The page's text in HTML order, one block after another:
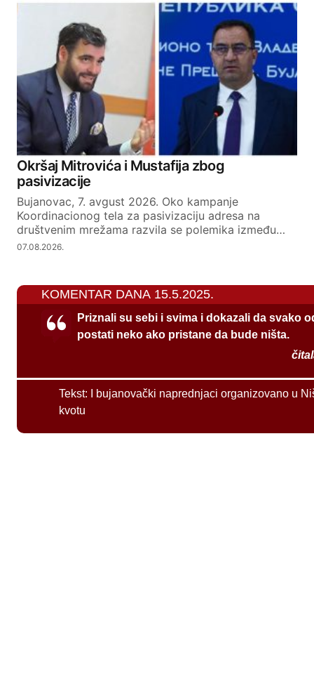
Okršaj Mitrovića i Mustafija zbog
pasivizacije
Bujanovac, 7. avgust 2026. Oko kampanje
Koordinacionog tela za pasivizaciju adresa na
društvenim mrežama razvila se polemika između…
07.08.2026.
KOMENTAR DANA 15.5.2025.
Priznali su sebi i svima i dokazali da svako
postati neko ako pristane da bude ništa.
Tekst:
I bujanovački naprednjaci organizovano u
kvotu